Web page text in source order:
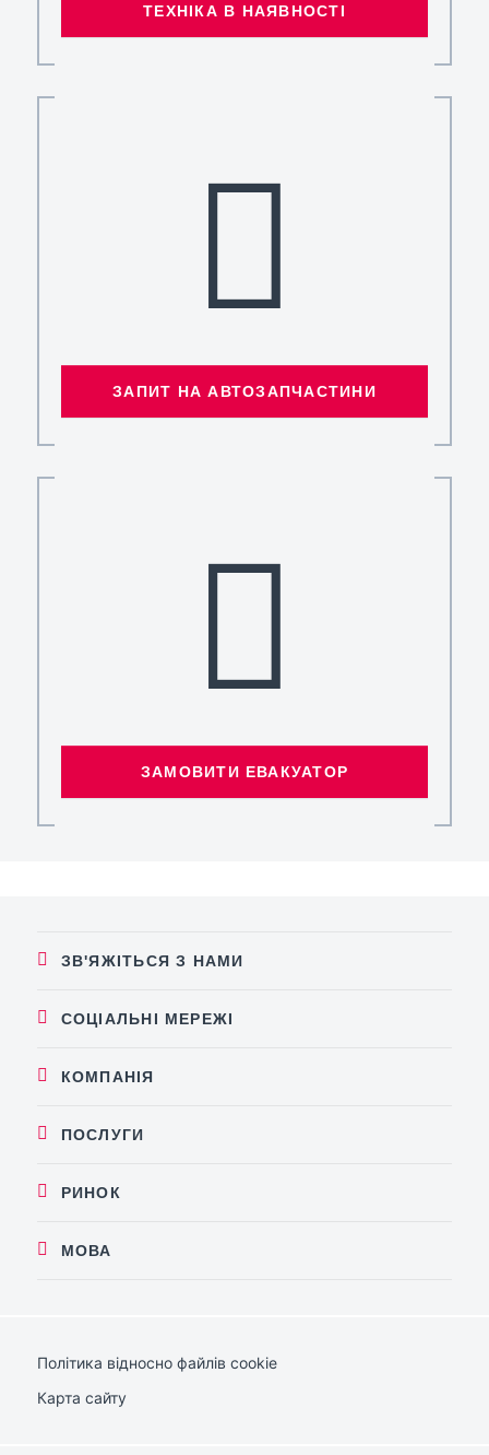
ТЕХНІКА В НАЯВНОСТІ
ЗАПИТ НА АВТОЗАПЧАСТИНИ
ЗАМОВИТИ ЕВАКУАТОР
ЗВ'ЯЖІТЬСЯ З НАМИ
СОЦІАЛЬНІ МЕРЕЖІ
КОМПАНІЯ
ПОСЛУГИ
РИНОК
МОВА
Політика відносно файлів cookie
Карта сайту